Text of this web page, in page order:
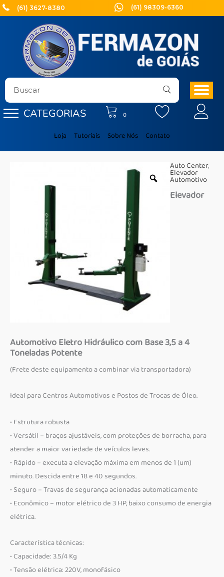
Ir
para
conteúdo
(61) 3627-8380 (61) 98309-6360
CATEGORIAS 0
Loja Tutoriais Sobre Nós Contato
Auto Center,
Elevador
Automotivo
Elevador
Automotivo Eletro Hidráulico com Base 3,5 a 4
Toneladas Potente
(Frete deste equipamento a combinar via transportadora)
Ideal para Centros Automotivos e Postos de Trocas de Óleo.
• Estrutura robusta
• Versátil – braços ajustáveis, com proteções de borracha, para
atender a maior variedade de veículos leves.
• Rápido – executa a elevação máxima em menos de 1 (um)
minuto. Descida entre 18 e 40 segundos.
• Seguro – Travas de segurança acionadas automaticamente
• Econômico – motor elétrico de 3 HP, baixo consumo de energia
elétrica.
Característica técnicas:
• Capacidade: 3.5/4 Kg
• Tensão elétrica: 220V, monofásico